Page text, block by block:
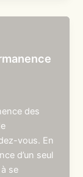
des
vous. En
d’un seul
se